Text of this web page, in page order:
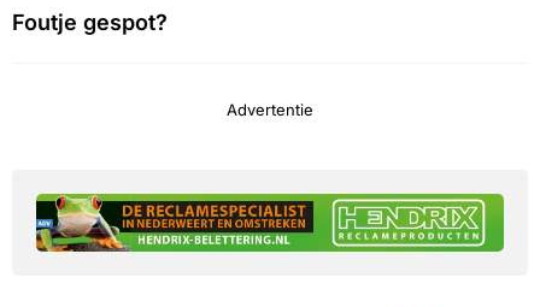
Foutje gespot?
Advertentie